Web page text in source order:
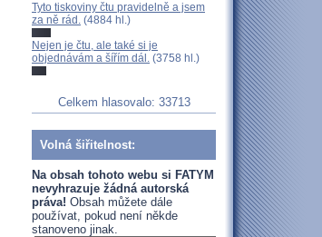
Tyto tiskoviny čtu pravidelně a jsem
za ně rád. (4884 hl.)
Nejen je čtu, ale také si je
objednávám a šířím dál. (3758 hl.)
Celkem hlasovalo: 33713
Volná šiřitelnost:
Na obsah tohoto webu si FATYM
nevyhrazuje žádná autorská
práva! Obsah můžete dále
používat, pokud není někde
stanoveno jinak.